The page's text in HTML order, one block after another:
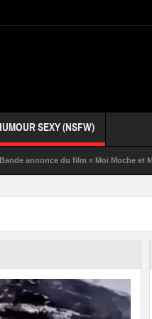
SEXY (NSFW)
« Moi Moche et Méchant » Un